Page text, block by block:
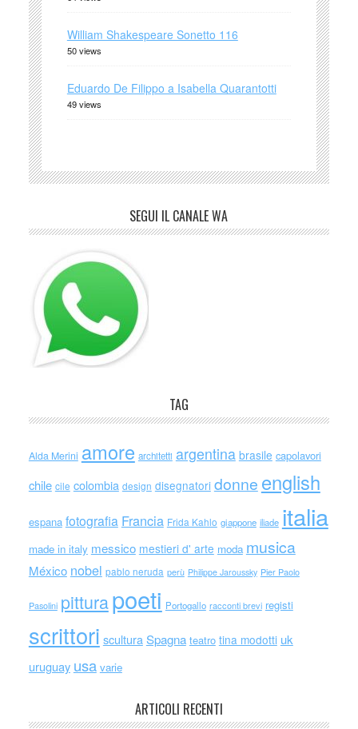
William Shakespeare Sonetto 116
50 views
Eduardo De Filippo a Isabella Quarantotti
49 views
SEGUI IL CANALE WA
TAG
Alda Merini amore architetti argentina brasile capolavori
chile cile colombia design disegnatori donne english
espana fotografia Francia Frida Kahlo giappone iliade italia
made in italy messico mestieri d' arte moda musica
México nobel pablo neruda perù Philippe Jaroussky Pier Paolo
Pasolini pitturapoeti Portogallo racconti brevi registi
scrittori scultura Spagna teatro tina modotti uk
uruguay usa varie
ARTICOLI RECENTI